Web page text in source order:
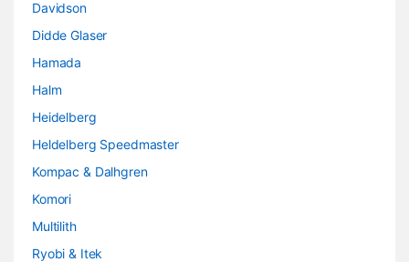
Davidson
Didde Glaser
Hamada
Halm
Heidelberg
Heldelberg Speedmaster
Kompac & Dalhgren
Komori
Multilith
Ryobi & Itek